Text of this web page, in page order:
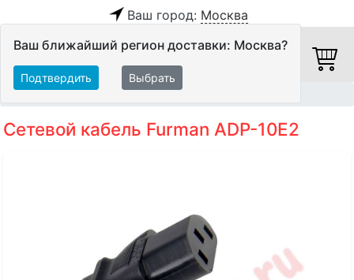
Ваш город: Москва
Ваш ближайший регион доставки: Москва?
Подтвердить Выбрать
Сетевой кабель Furman ADP-10E2